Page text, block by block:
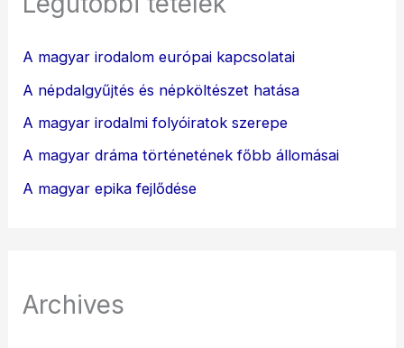
A magyar irodalom európai kapcsolatai
A népdalgyűjtés és népköltészet hatása
A magyar irodalmi folyóiratok szerepe
A magyar dráma történetének főbb állomásai
A magyar epika fejlődése
Archives